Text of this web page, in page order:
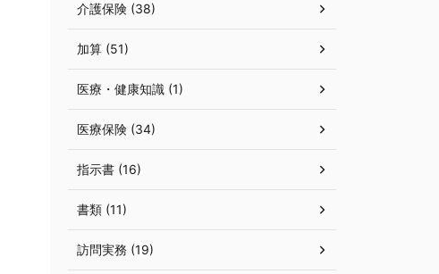
介護保険 (38)
加算 (51)
医療・健康知識 (1)
医療保険 (34)
指示書 (16)
書類 (11)
訪問実務 (19)